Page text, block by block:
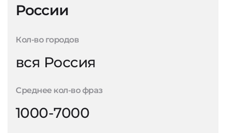
России
Кол-во городов
вся Россия
Среднее кол-во фраз
1000-7000